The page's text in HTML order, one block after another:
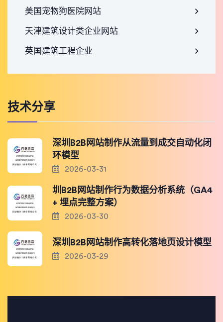
美国宠物狗医院网站
天津建筑设计类企业网站
英国建筑工程企业
技术分享
深圳B2B网站制作从流量到成交自动化闭
环模型
2026-03-31
圳B2B网站制作行为数据分析系统（GA4
+ 埋点完整方案）
2026-03-30
深圳B2B网站制作高转化落地页设计模型
2026-03-29